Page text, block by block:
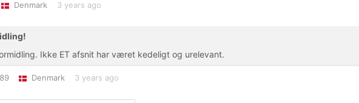
Denmark 3 years ago
Ikke ET afsnit har været kedeligt og urelevant.
Denmark 3 years ago